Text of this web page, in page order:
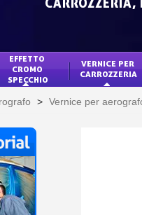
EFFETTO
CROMO
SPECCHIO
VERNICE PER
CARROZZERIA
> Vernice per